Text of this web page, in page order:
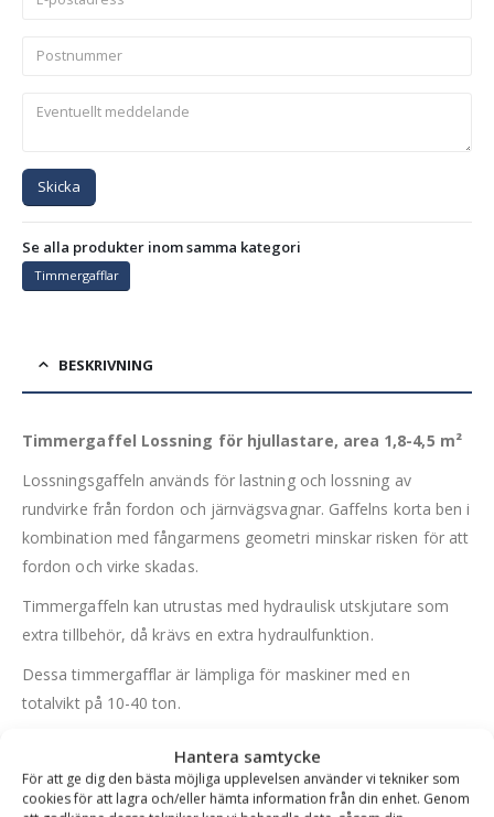
Hantera samtycke
För att ge dig den bästa möjliga upplevelsen använder vi tekniker som
cookies för att lagra och/eller hämta information från din enhet. Genom
Skicka
Se alla produkter inom samma kategori
Timmergafflar
BESKRIVNING
Timmergaffel Lossning för hjullastare, area 1,8-4,5 m²
Lossningsgaffeln används för lastning och lossning av
rundvirke från fordon och järnvägsvagnar. Gaffelns korta ben i
kombination med fångarmens geometri minskar risken för att
fordon och virke skadas.
Timmergaffeln kan utrustas med hydraulisk utskjutare som
extra tillbehör, då krävs en extra hydraulfunktion.
Dessa timmergafflar är lämpliga för maskiner med en
totalvikt på 10-40 ton.
Utbytbara sparstål på gaffelbenen är standard
Avrundad fångarmsspets som ger mindre skada på virket